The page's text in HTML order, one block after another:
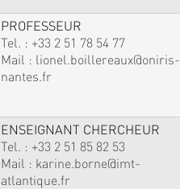
PROFESSEUR
Tel. : +33 2 51 78 54 77
Mail : lionel.boillereaux@oniris-
nantes.fr
ENSEIGNANT CHERCHEUR
Tel. : +33 2 51 85 82 53
Mail : karine.borne@imt-
atlantique.fr